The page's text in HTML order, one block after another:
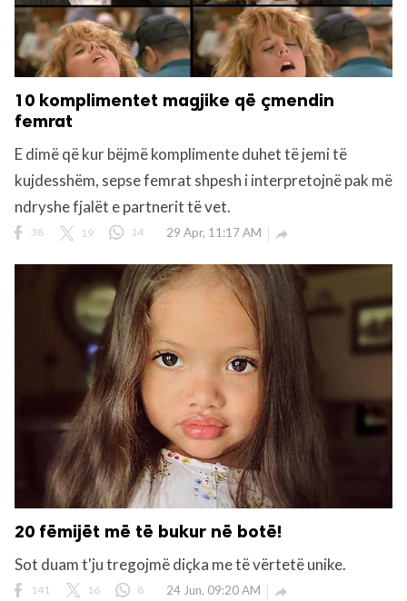
reserved.
10 komplimentet magjike që çmendin
femrat
E dimë që kur bëjmë komplimente duhet të jemi të
kujdesshëm, sepse femrat shpesh i interpretojnë pak më
ndryshe fjalët e partnerit të vet.
38 19 14 29 Apr, 11:17 AM 
20 fëmijët më të bukur në botë!
Sot duam t'ju tregojmë diçka me të vërtetë unike.
141 16 8 24 Jun, 09:20 AM 